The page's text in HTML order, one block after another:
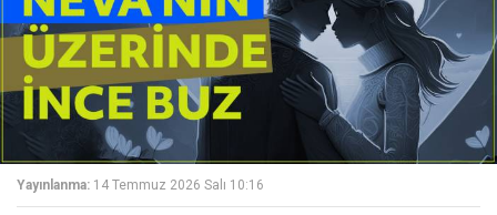
Yayınlanma: 14 Temmuz 2026 Salı 10:16